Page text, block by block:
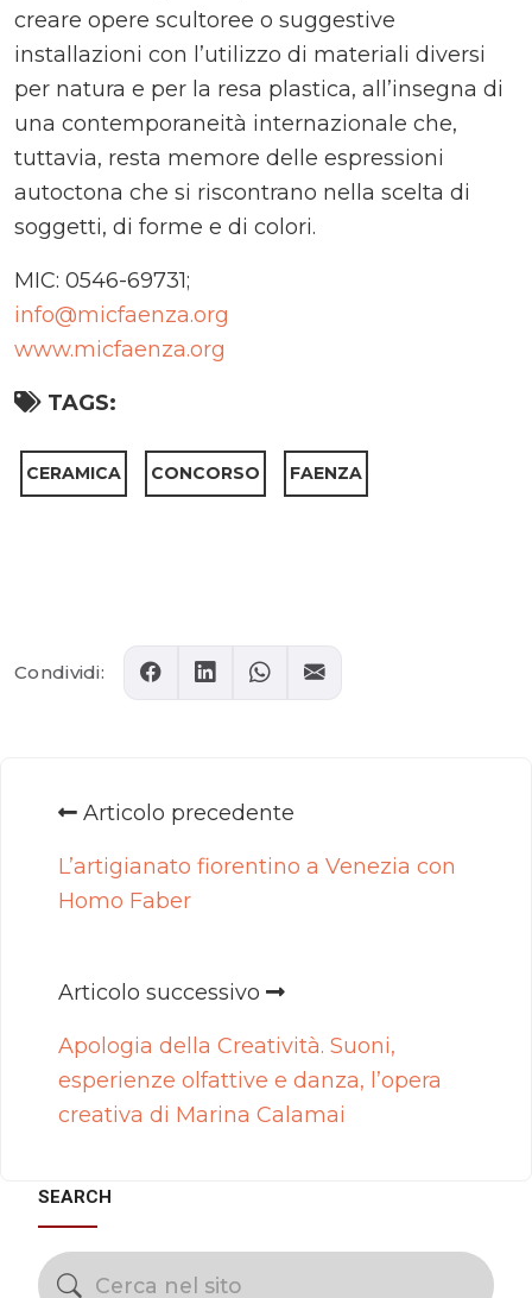
creare opere scultoree o suggestive
installazioni con l’utilizzo di materiali diversi
per natura e per la resa plastica, all’insegna di
una contemporaneità internazionale che,
tuttavia, resta memore delle espressioni
autoctona che si riscontrano nella scelta di
soggetti, di forme e di colori.
MIC: 0546-69731;
info@micfaenza.org
www.micfaenza.org
TAGS:
CERAMICA CONCORSO FAENZA
Condividi:
Articolo precedente
L’artigianato fiorentino a Venezia con
Homo Faber
Articolo successivo
Apologia della Creatività. Suoni,
esperienze olfattive e danza, l’opera
creativa di Marina Calamai
SEARCH